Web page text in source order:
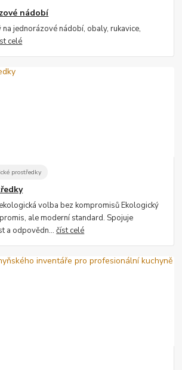
nádobí
jednorázové nádobí, obaly, rukavice,
celé
prostředky
ekologická volba bez kompromisů Ekologický
ale moderní standard. Spojuje
a odpovědn...číst celé